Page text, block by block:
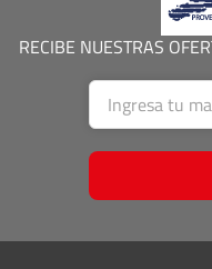
RECIBE NUESTRAS